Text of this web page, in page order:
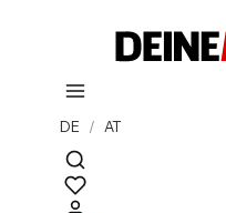
DE / AT
Suchmaschine öffnen